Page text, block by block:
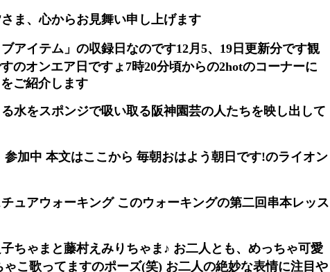
ま、心からお見舞い申し上げます
アイテム」の収録日なのです12月5、19日更新分です観
のオンエア日ですょ7時20分頃からの2hotのコーナーに
ご紹介します
水をスポンジで吸い取る阪神園芸の人たちを映し出して
加中 本文はここから 毎朝おはよう朝日です!のライオン
ュアウォーキング このウォーキングの第二回串本レッス
ちゃまと藤村えみりちゃま♪ お二人とも、めっちゃ可愛
こ歌ってますのポーズ(笑) お二人の絶妙な表情に注目や